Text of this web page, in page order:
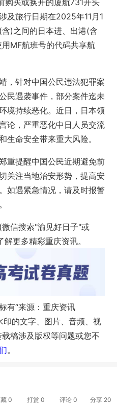
及旅行日期在2025年11月1
)之间的日本进、出港(含
MF航班号的代码共享航
，针对中国公民违法犯罪案
民遇袭事件，部分案件迄未
境持续恶化。近日，日本领
论，严重恶化中日人员交流
生命安全带来重大风险。
重提醒中国公民近期避免前
关注当地治安形势，提高安
如遇紧急情况，请及时报警
信搜索"渝见好日子"或
更多精彩重庆资讯。
有“来源：重庆资讯
印的文字、图片、音频、视
稿涉及版权等问题或您不
。
0 打赏 0 评论 0 分享 20